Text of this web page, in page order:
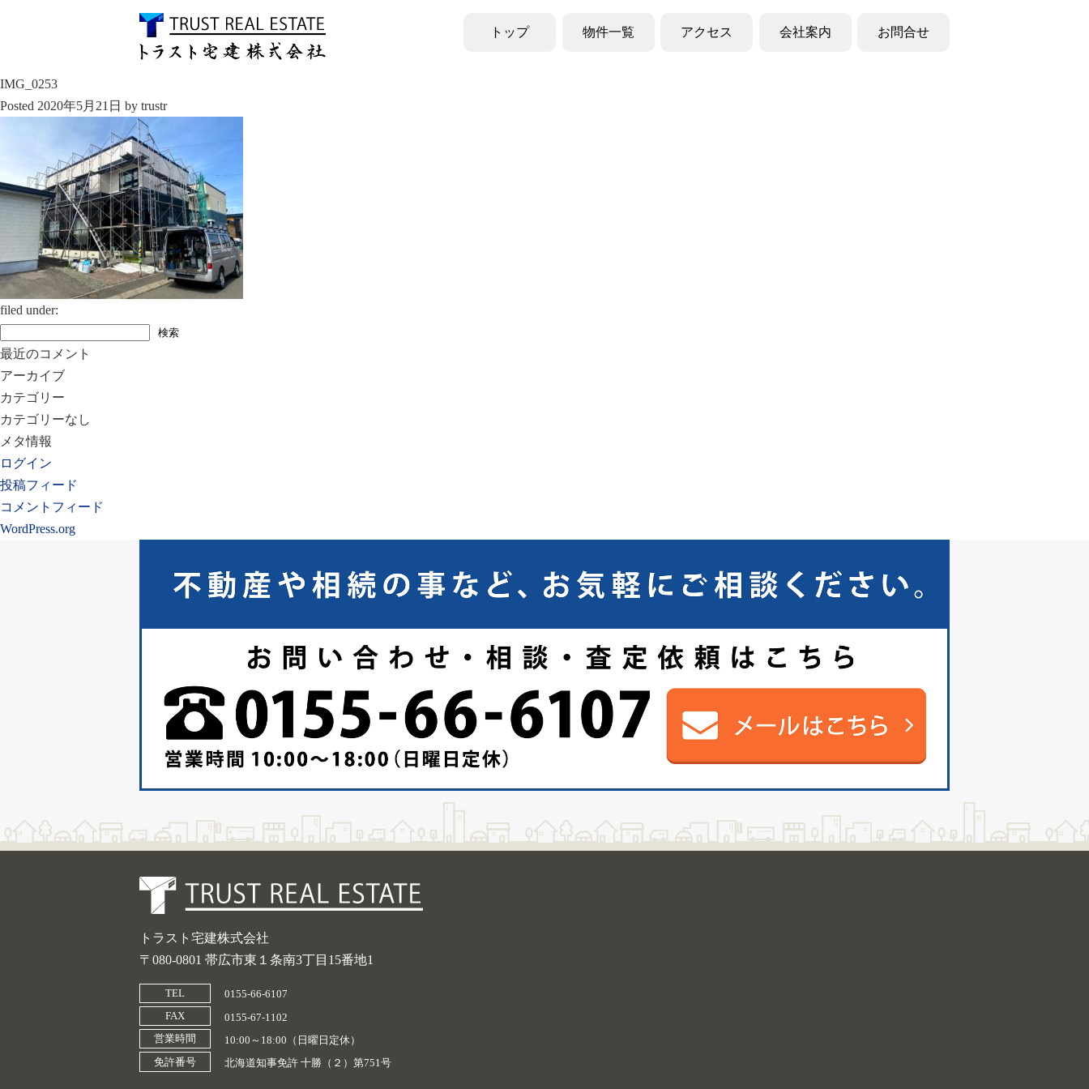
トップ 物件一覧 アクセス 会社案内 お問合せ
IMG_0253
Posted 2020年5月21日 by trustr
filed under:
索:
検索
最近のコメント
アーカイブ
カテゴリー
カテゴリーなし
メタ情報
ログイン
投稿フィード
コメントフィード
WordPress.org
トラスト宅建株式会社
〒080-0801 帯広市東１条南3丁目15番地1
TEL
0155-66-6107
FAX
0155-67-1102
営業時間
10:00～18:00（日曜日定休）
免許番号
北海道知事免許 十勝（２）第751号